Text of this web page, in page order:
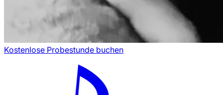
Kostenlose Probestunde buchen